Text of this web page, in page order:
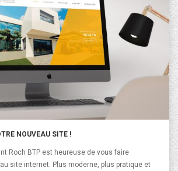
NOUVEAU SITE !
Roch BTP est heureuse de vous faire
site internet. Plus moderne, plus pratique et